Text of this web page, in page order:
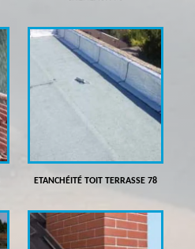
ETANCHÉITÉ TOIT TERRASSE 78